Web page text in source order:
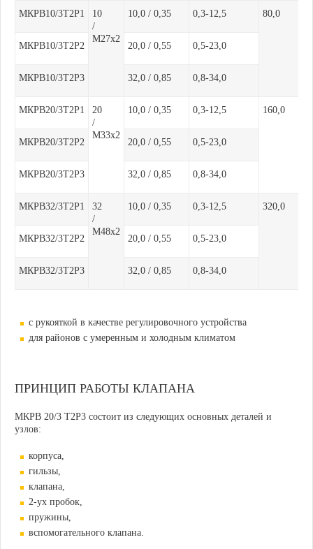
МКРВ10/3Т2Р1
10
/
М27х2
10,0 / 0,35 0,3-12,5 80,0
МКРВ10/3Т2Р2 20,0 / 0,55 0,5-23,0
МКРВ10/3Т2Р3 32,0 / 0,85 0,8-34,0
МКРВ20/3Т2Р1
20
/
М33х2
10,0 / 0,35 0,3-12,5 160,0
МКРВ20/3Т2Р2 20,0 / 0,55 0,5-23,0
МКРВ20/3Т2Р3 32,0 / 0,85 0,8-34,0
МКРВ32/3Т2Р1
32
/
М48х2
10,0 / 0,35 0,3-12,5 320,0
МКРВ32/3Т2Р2 20,0 / 0,55 0,5-23,0
МКРВ32/3Т2Р3 32,0 / 0,85 0,8-34,0
с рукояткой в качестве регулировочного устройства
для районов с умеренным и холодным климатом
ПРИНЦИП РАБОТЫ КЛАПАНА
МКРВ 20/3 Т2Р3 состоит из следующих основных деталей и
узлов:
корпуса,
гильзы,
клапана,
2-ух пробок,
пружины,
вспомогательного клапана.